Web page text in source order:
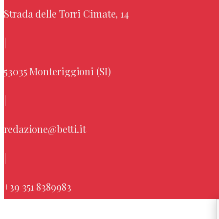
Strada delle Torri Cimate, 14
|
53035 Monteriggioni (SI)
|
redazione@betti.it
|
+39 351 8389983